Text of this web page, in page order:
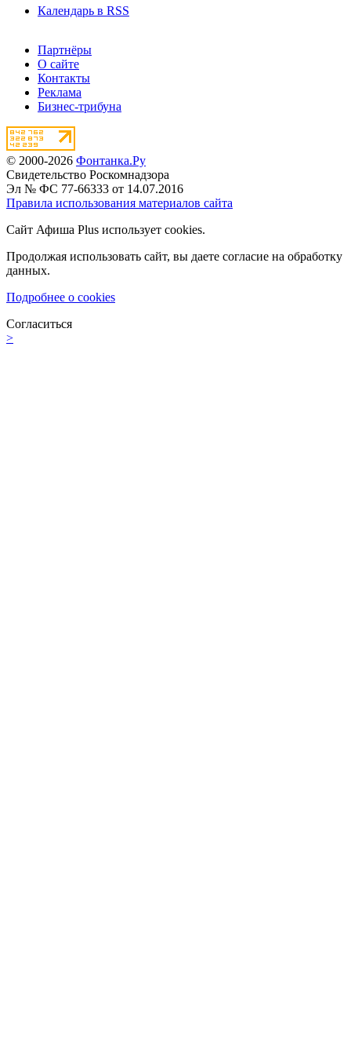
Календарь в RSS
Партнёры
О сайте
Контакты
Реклама
Бизнес-трибуна
© 2000-2026 Фонтанка.Ру
Свидетельство Роскомнадзора
Эл № ФС 77-66333 от 14.07.2016
Правила использования материалов сайта
Сайт Афиша Plus использует cookies.
Продолжая использовать сайт, вы даете согласие на обработку
данных.
Подробнее о cookies
Согласиться
>